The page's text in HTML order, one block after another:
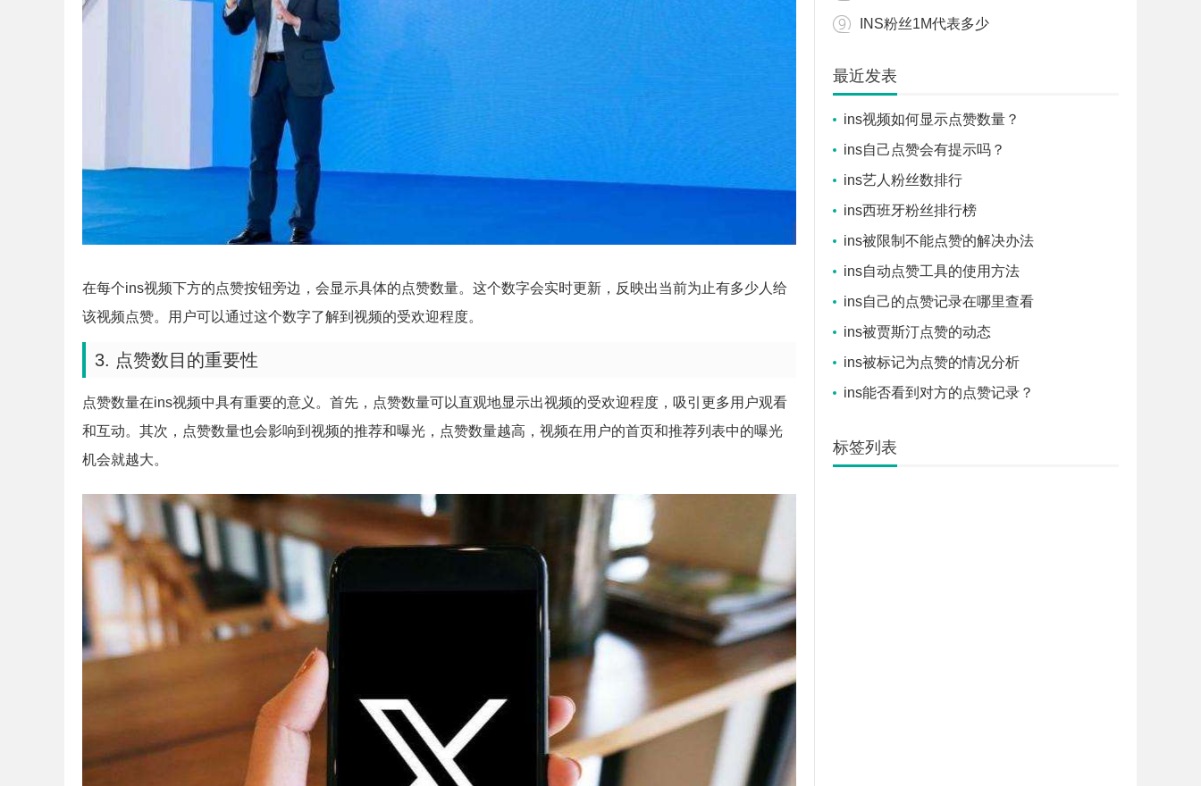
在每个ins视频下方的点赞按钮旁边，会显示具体的点赞数量。这个数字会实时更新，反映出当前为止有多少人给
该视频点赞。用户可以通过这个数字了解到视频的受欢迎程度。
3. 点赞数目的重要性
点赞数量在ins视频中具有重要的意义。首先，点赞数量可以直观地显示出视频的受欢迎程度，吸引更多用户观看
和互动。其次，点赞数量也会影响到视频的推荐和曝光，点赞数量越高，视频在用户的首页和推荐列表中的曝光
机会就越大。
INS粉丝1M代表多少
最近发表
ins视频如何显示点赞数量？
ins自己点赞会有提示吗？
ins艺人粉丝数排行
ins西班牙粉丝排行榜
ins被限制不能点赞的解决办法
ins自动点赞工具的使用方法
ins自己的点赞记录在哪里查看
ins被贾斯汀点赞的动态
ins被标记为点赞的情况分析
ins能否看到对方的点赞记录？
标签列表